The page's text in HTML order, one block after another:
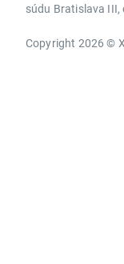
súdu Bratislava III,
Copyright 2026 ©